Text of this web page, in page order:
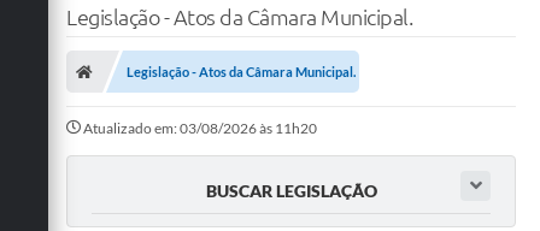
Câmara
Legislação
Legislação - Atos da Câmara Municipal.
Legislação - Atos da Câmara Municipal.
Atualizado em: 03/08/2026 às 11h20
BUSCAR LEGISLAÇÃO